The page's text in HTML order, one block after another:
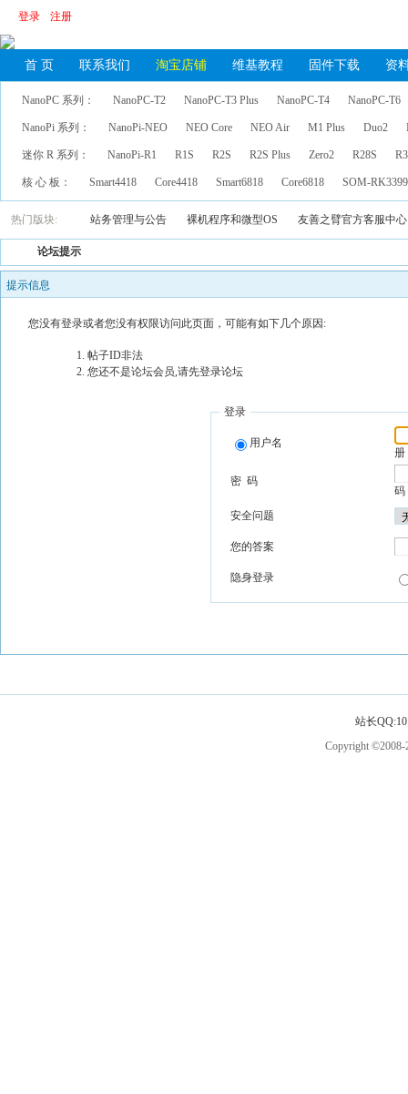
登录 注册
首 页 联系我们 淘宝店铺 维基教程 固件下载 资
NanoPC 系列： NanoPC-T2 NanoPC-T3 Plus NanoPC-T4 NanoPC-T6
NanoPi 系列： NanoPi-NEO NEO Core NEO Air M1 Plus Duo2
迷你 R 系列： NanoPi-R1 R1S R2S R2S Plus Zero2 R28S
核 心 板： Smart4418 Core4418 Smart6818 Core6818 SOM-
热门版块: 站务管理与公告 裸机程序和微型OS 友善之臂官方客服中心
论坛提示
提示信息
您没有登录或者您没有权限访问此页面，可能有如下几个原因:
帖子ID非法
您还不是论坛会员,请先登录论坛
登录
用户名
册
密 码
码
安全问题
您的答案
隐身登录
站长
Copyright